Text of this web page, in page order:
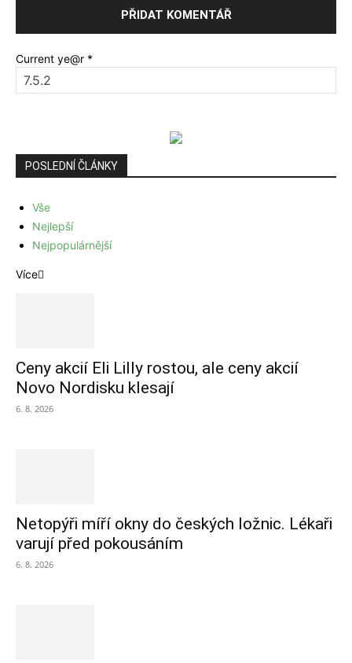
Current ye@r *
POSLEDNÍ ČLÁNKY
Vše
Nejlepší
Nejpopulárnější
Více
Ceny akcií Eli Lilly rostou, ale ceny akcií
Novo Nordisku klesají
6. 8. 2026
Netopýři míří okny do českých ložnic. Lékaři
varují před pokousáním
6. 8. 2026